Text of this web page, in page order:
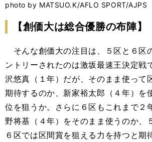
photo by MATSUO.K/AFLO SPORT/AJPS
【創価大は総合優勝の布陣】
そんな創価大の注目は、５区と６区
ントリーされたのは激坂最速王決定戦
沢悠真（１年）だが、そのまま使って
期待するのか、新家裕太郎（４年）を
位を狙うか。さらに６区もこれまで２
野将基（４年）をそのまま使うのか、
６区では区間賞を狙える力を持つと期